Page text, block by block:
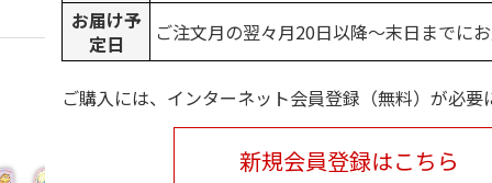
お届け予
定日
ご注文月の翌々月20日以降～末日までに
ご購入には、インターネット会員登録（無料）が必要
新規会員登録はこちら